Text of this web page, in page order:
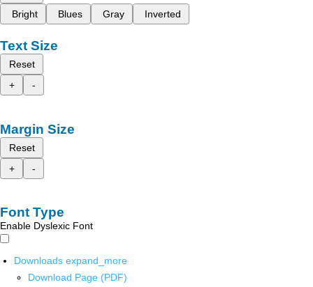
Bright
Blues Gray Inverted
Text Size
Reset
+
-
Margin Size
Reset
+
-
Font Type
Enable Dyslexic Font
Downloads expand_more
Download Page (PDF)